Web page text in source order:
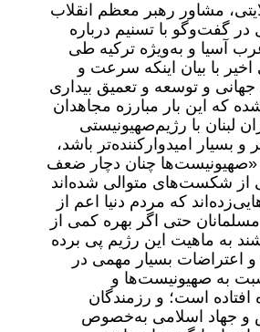
مشاور رهبر معظم انقلاب
در گفت‌وگو با تسنیم درباره
آسیا و به‌ویژه ترکیه طی
اخیر با بیان اینکه سرعت و
و توسعه و تعمیق بیداری
که این بار مبارزه‌ مجاهدان
لبنان با رژیم‌صهیونیستی
بسیار امیدوار‌کننده‌تر باشد،
چنان دچار ضعف
از شکست‌های متوالی شده‌اند
که مردم دنیا اعم از
حتی اگر بهره کمی از
به ماهیت این رژیم پی برده
اعتراضات بسیار مهمی در
به صهیونیست‌ها و
افتاده است؛ و رزمندگان
جهاد اسلامی به‌خصوص